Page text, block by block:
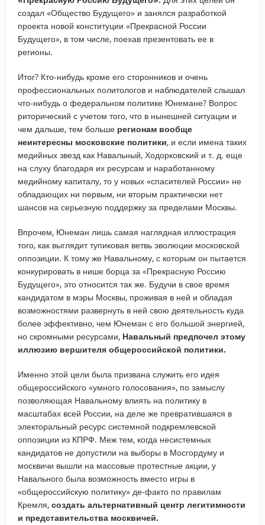
создал «Общество Будущего» и занялся разработкой
проекта новой конституции «Прекрасной России
Будущего», в том числе, поехав презентовать ее в
регионы.
Итог? Кто-нибудь кроме его сторонников и очень
профессиональных политологов и наблюдателей слышал
что-нибудь о федеральном политике Юнемане? Вопрос
риторический с учетом того, что в нынешней ситуации и
чем дальше, тем больше регионам вообще
неинтересны московские политики, и если имена таких
медийных звезд как Навальный, Ходорковский и т. д. еще
на слуху благодаря их ресурсам и наработанному
медийному капиталу, то у новых «спасителей России» не
обладающих ни первым, ни вторым практически нет
шансов на серьезную поддержку за пределами Москвы.
Впрочем, Юнеман лишь самая наглядная иллюстрация
того, как выглядит тупиковая ветвь эволюции московской
оппозиции. К тому же Навальному, с которым он пытается
конкурировать в нише борца за «Прекрасную Россию
Будущего», это относится так же. Будучи в свое время
кандидатом в мэры Москвы, проживая в ней и обладая
возможностями развернуть в ней свою деятельность куда
более эффективно, чем Юнеман с его большой энергией,
но скромными ресурсами, Навальный предпочел этому
иллюзию вершителя общероссийской политики.
Именно этой цели была призвана служить его идея
общероссийского «умного голосования», по замыслу
позволяющая Навальному влиять на политику в
масштабах всей России, на деле же превратившаяся в
электоральный ресурс системной подкремлевской
оппозиции из КПРФ. Меж тем, когда несистемных
кандидатов не допустили на выборы в Мосгордуму и
москвичи вышли на массовые протестные акции, у
Навального была возможность вместо игры в
«общероссийскую политику» де-факто по правилам
Кремля, создать альтернативный центр легитимности
и представительства москвичей.